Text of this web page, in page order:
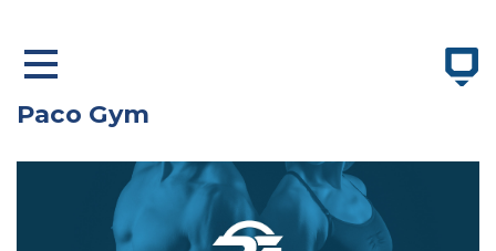
×
DESPRE NOI
Paco Gym